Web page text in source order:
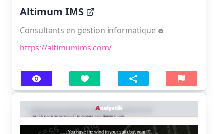
Altimum IMS
Consultants en gestion informatique
https://altimumims.com/